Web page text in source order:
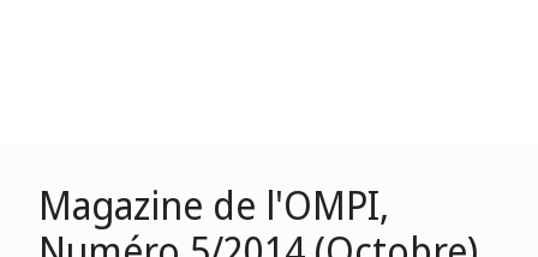
Magazine de l'OMPI,